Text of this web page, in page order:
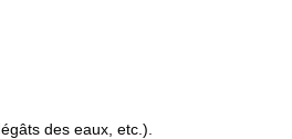
des eaux, etc.).